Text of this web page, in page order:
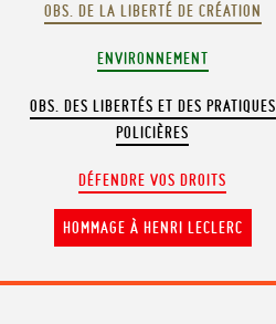
OBS. DE LA LIBERTÉ DE CRÉATION
ENVIRONNEMENT
OBS. DES LIBERTÉS ET DES PRATIQUES
POLICIÈRES
DÉFENDRE VOS DROITS
HOMMAGE À HENRI LECLERC